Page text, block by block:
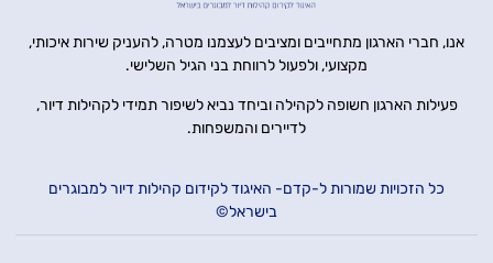
אנו, חברי הארגון מתחייבים ומציבים לעצמנו מטרה, להעניק שירות איכותי,
מקצועי, ולפעול לרווחת בני הגיל השלישי.
פעילות הארגון חשופה לקהילה וביחד נביא לשיפור תמידי לקהילות דיור,
לדיירים והמשפחות.
כל הזכויות שמורות ל-קדם- האיגוד לקידום קהילות דיור למבוגרים
בישראל©